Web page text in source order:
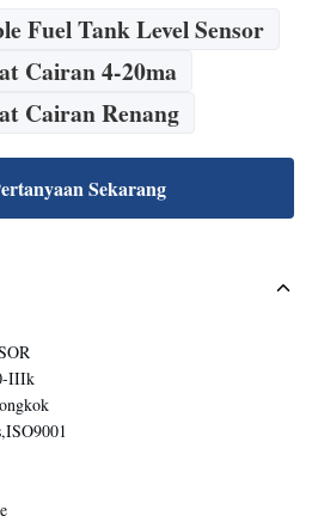
Fuel Tank Level Sensor
Cairan 4-20ma
Cairan Renang
Sekarang
IIIk